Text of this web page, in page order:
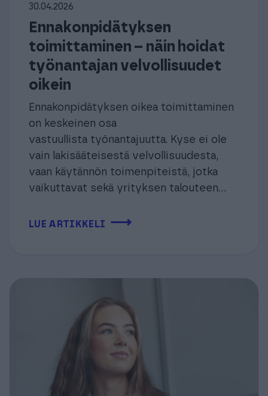
30.04.2026
Ennakonpidätyksen
toimittaminen – näin hoidat
työnantajan velvollisuudet
oikein
Ennakonpidätyksen oikea toimittaminen
on keskeinen osa
vastuullista työnantajuutta. Kyse ei ole
vain lakisääteisestä velvollisuudesta,
vaan käytännön toimenpiteistä, jotka
vaikuttavat sekä yrityksen talouteen...
LUE ARTIKKELI ⟶